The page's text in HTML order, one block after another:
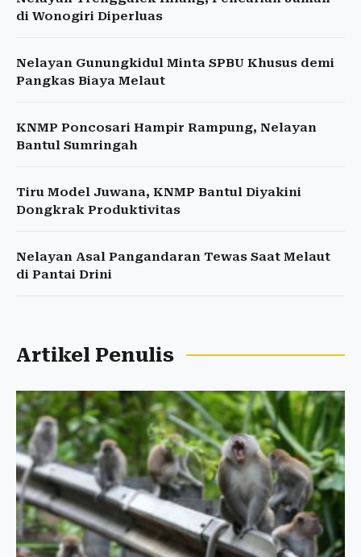
di Wonogiri Diperluas
Nelayan Gunungkidul Minta SPBU Khusus demi
Pangkas Biaya Melaut
KNMP Poncosari Hampir Rampung, Nelayan
Bantul Sumringah
Tiru Model Juwana, KNMP Bantul Diyakini
Dongkrak Produktivitas
Nelayan Asal Pangandaran Tewas Saat Melaut
di Pantai Drini
Artikel Penulis